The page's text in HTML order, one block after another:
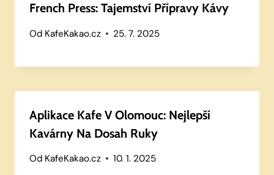
French Press: Tajemství Přípravy Kávy
Od KafeKakao.cz 25. 7. 2025
Aplikace Kafe V Olomouc: Nejlepší
Kavárny Na Dosah Ruky
Od KafeKakao.cz 10. 1. 2025